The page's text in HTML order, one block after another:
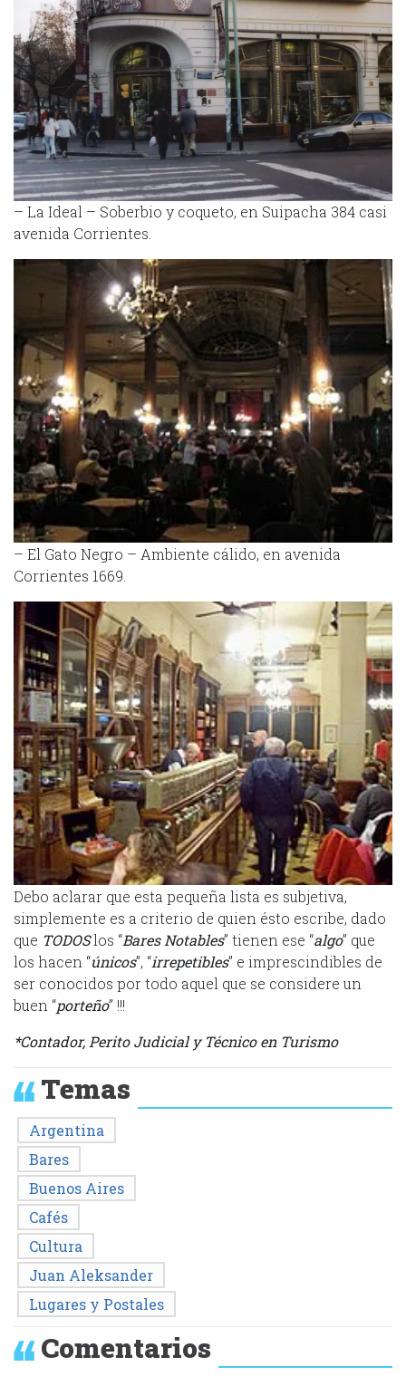
– La Ideal – Soberbio y coqueto, en Suipacha 384 casi
avenida Corrientes.
– El Gato Negro – Ambiente cálido, en avenida
Corrientes 1669.
Debo aclarar que esta pequeña lista es subjetiva,
simplemente es a criterio de quien ésto escribe, dado
que TODOSlos “Bares Notables” tienen ese “algo” que
los hacen “únicos”, “irrepetibles” e imprescindibles de
ser conocidos por todo aquel que se considere un
buen “porteño” !!!
*Contador, Perito Judicial y Técnico en Turismo
Temas
Argentina
Bares
Buenos Aires
Cafés
Cultura
Juan Aleksander
Lugares y Postales
Comentarios